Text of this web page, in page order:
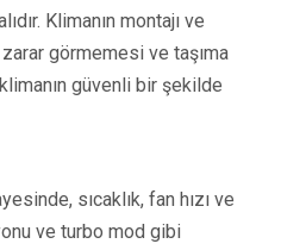
Klimanın montajı ve
görmemesi ve taşıma
güvenli bir şekilde
sıcaklık, fan hızı ve
ve turbo mod gibi